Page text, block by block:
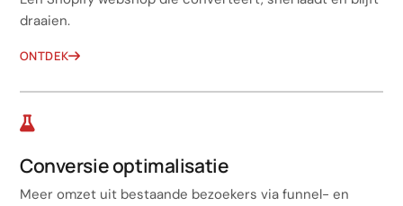
draaien.
ONTDEK
Conversie optimalisatie
Meer omzet uit bestaande bezoekers via funnel- en